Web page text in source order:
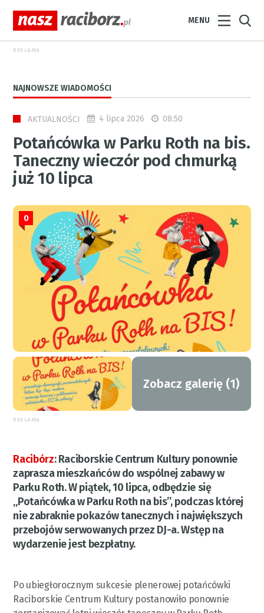
MENU
REKLAMA
NAJNOWSZE WIADOMOŚCI
AKTUALNOŚCI 4 lipca 2026 08:50
Potańcówka w Parku Roth na bis.
Taneczny wieczór pod chmurką
już 10 lipca
0
Zobacz galerię (1)
REKLAMA
Racibórz:Raciborskie Centrum Kultury ponownie
zaprasza mieszkańców do wspólnej zabawy w
Parku Roth. W piątek, 10 lipca, odbędzie się
„Potańcówka w Parku Roth na bis”, podczas której
nie zabraknie pokazów tanecznych i największych
przebojów serwowanych przez DJ-a. Wstęp na
wydarzenie jest bezpłatny.
Po ubiegłorocznym sukcesie plenerowej potańcówki
Raciborskie Centrum Kultury postanowiło ponownie